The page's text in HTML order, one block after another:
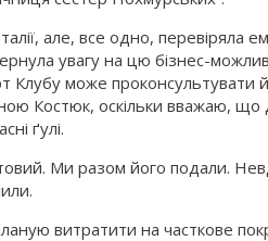
але, все одно, перевіряла
увагу на цю бізнес-
Клубу може проконсультувати
Костюк, оскільки вважаю,
ґулі.
Ми разом його подали.
витратити на часткове